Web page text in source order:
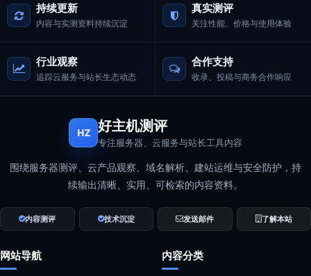
持续更新
内容与实测资料持续沉淀
真实测评
关注性能、价格与使用体验
行业观察
追踪云服务与站长生态动态
合作支持
收录、投稿与商务合作响应
HZ 好主机测评
专注服务器、云服务与站长工具内容
围绕服务器测评、云产品观察、域名解析、建站运维与安全防护，持
续输出清晰、实用、可检索的内容资料。
内容测评 技术沉淀 发送邮件 了解本站
网站导航 内容分类